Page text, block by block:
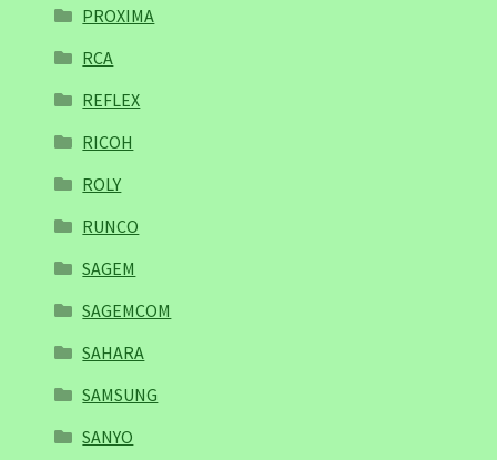
PROXIMA
RCA
REFLEX
RICOH
ROLY
RUNCO
SAGEM
SAGEMCOM
SAHARA
SAMSUNG
SANYO